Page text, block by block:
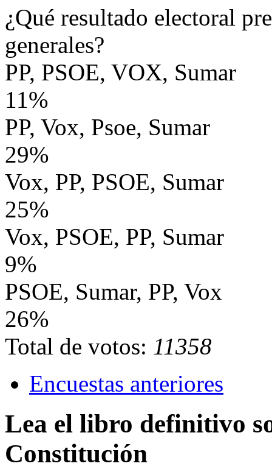
¿Qué resultado electoral
generales?
PP, PSOE, VOX, Sumar
11%
PP, Vox, Psoe, Sumar
29%
Vox, PP, PSOE, Sumar
25%
Vox, PSOE, PP, Sumar
9%
PSOE, Sumar, PP, Vox
26%
Total de votos: 11358
Encuestas anteriores
Lea el libro definitivo
Constitución